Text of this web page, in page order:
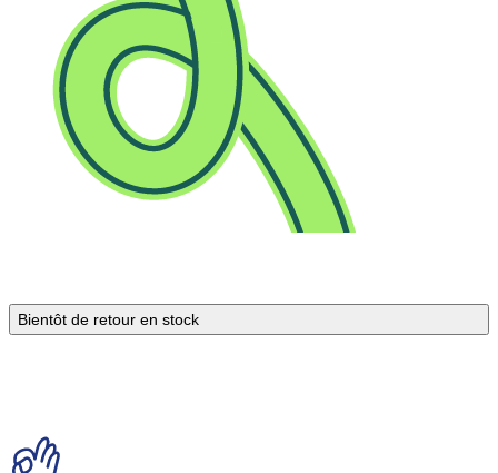
Bientôt de retour en stock